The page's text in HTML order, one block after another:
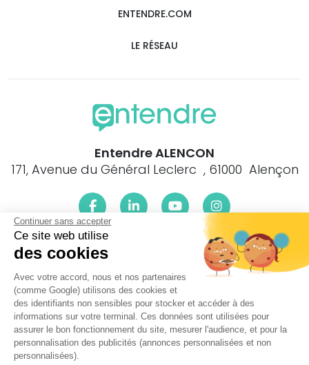
Continuer sans accepter
Ce site web utilise
des cookies
Avec votre accord, nous et nos partenaires
(comme Google) utilisons des cookies et
des identifiants non sensibles pour stocker et accéder à des
informations sur votre terminal. Ces données sont utilisées pour
assurer le bon fonctionnement du site, mesurer l'audience, et pour la
personnalisation des publicités (annonces personnalisées et non
personnalisées).
ENTENDRE.COM
LE RÉSEAU
Entendre ALENCON
171, Avenue du Général Leclerc , 61000 Alençon
Le centre Entendre ALENCON (61000) est proche de :
61000 Alençon, 61250 Colombiers, 61250 Condé s/Sarthe,
61250 Cuissai, 61250 Damigny, 61420 Gandelain, 61250
Héloup, 61420 La Ferrière-Bochard, 61420 La Roche-Mabile,
61320 Lalacelle, 61250 Lonrai, 61250 Mieuxcé, 61250 Pacé,
61250 St-Céneri-le-Gérei, 61420 St-Denis s/Sarthon, 61000
St-Germain-du-Corbéis, 61250 St-Nicolas-des-Bois, 61000
Cerisé, 61250 Forges, 61250 Larré, 61250 Radon, 61250